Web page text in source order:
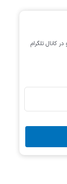
کانال تلگرام